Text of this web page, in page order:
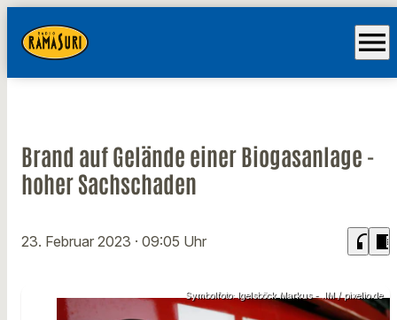
menu
Brand auf Gelände einer Biogasanlage -
hoher Sachschaden
23. Februar 2023 · 09:05 Uhr headphones chrome_reader_mode
Symbolfoto: Igelsböck Markus - .IM / pixelio.de